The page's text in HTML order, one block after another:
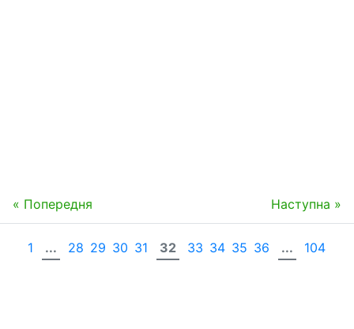
« Попередня Наступна »
1 ... 28 29 30 31 32 33 34 35 36 ... 104